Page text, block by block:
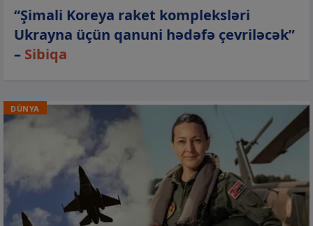
“Şimali Koreya raket kompleksləri
Ukrayna üçün qanuni hədəfə çevriləcək”
– Sibiqa
DÜNYA